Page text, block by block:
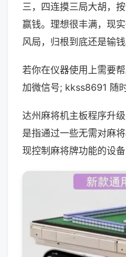
三，四连摸三局大胡，
赢钱。理想很丰满，现
风局，归根到底还是输钱
若你在仪器使用上需要
加微信号; kkss8691 随
达州麻将机主板程序升
是指通过一些无需对麻
现控制麻将牌功能的设备